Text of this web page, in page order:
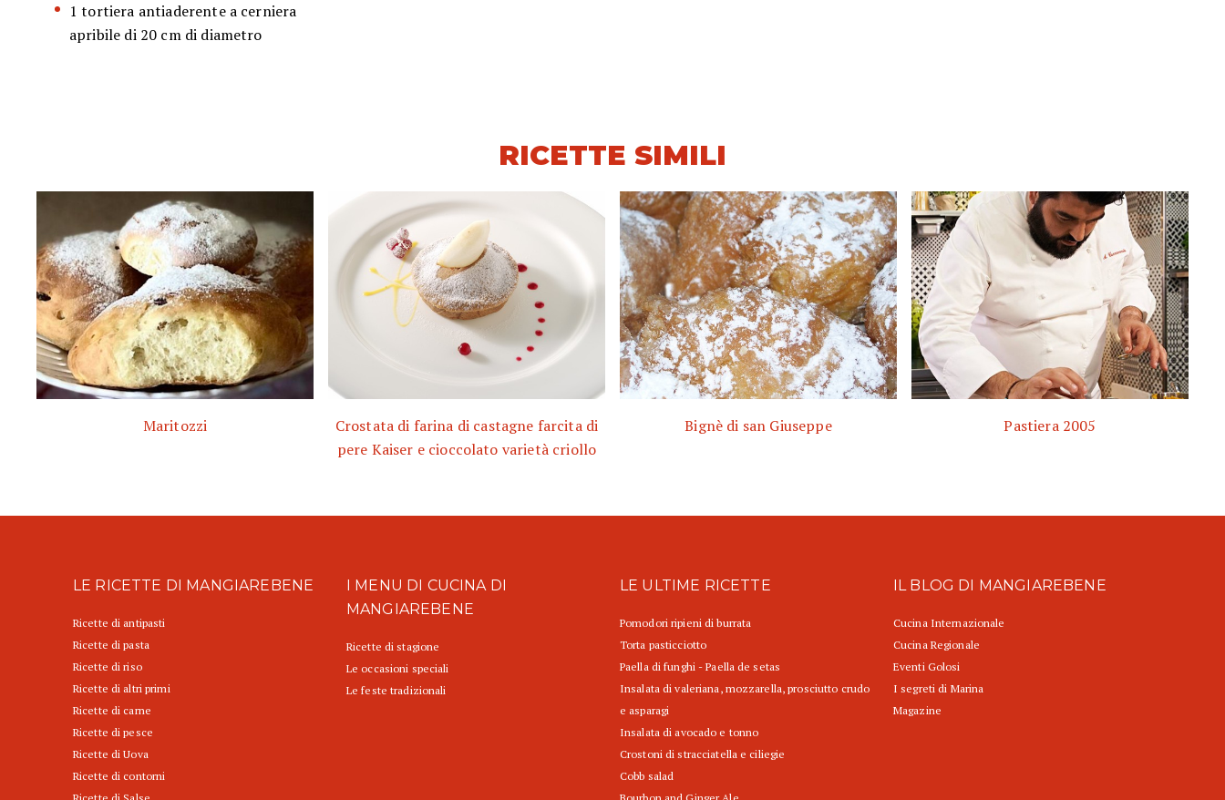
1 tortiera antiaderente a cerniera
apribile di 20 cm di diametro
RICETTE SIMILI
Maritozzi
Crostata di farina di castagne farcita di
pere Kaiser e cioccolato varietà criollo
Bignè di san Giuseppe Pastiera 2005
LE RICETTE DI MANGIAREBENE
Ricette di antipasti
Ricette di pasta
Ricette di riso
Ricette di altri primi
Ricette di carne
Ricette di pesce
Ricette di Uova
Ricette di contorni
I MENU DI CUCINA DI
MANGIAREBENE
Ricette di stagione
Le occasioni speciali
Le feste tradizionali
LE ULTIME RICETTE
Pomodori ripieni di burrata
Torta pasticciotto
Paella di funghi - Paella de setas
Insalata di valeriana, mozzarella, prosciutto crudo
e asparagi
Insalata di avocado e tonno
Crostoni di stracciatella e ciliegie
Cobb salad
IL BLOG DI MANGIAREBENE
Cucina Internazionale
Cucina Regionale
Eventi Golosi
I segreti di Marina
Magazine